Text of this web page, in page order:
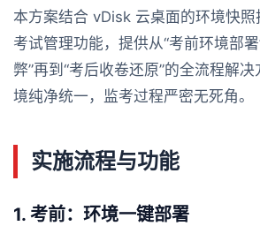
本方案结合 vDisk 云桌面的环境快
考试管理功能，提供从“考前环境部
弊”再到“考后收卷还原”的全流程解
境纯净统一，监考过程严密无死角。
实施流程与功能
1. 考前：环境一键部署